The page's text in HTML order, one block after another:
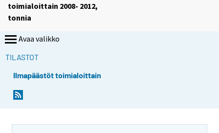
toimialoittain 2008- 2012,
tonnia
Avaa valikko
TILASTOT
Ilmapäästöt toimialoittain